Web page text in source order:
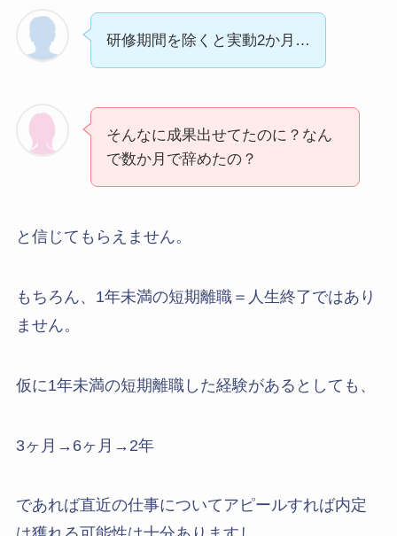
研修期間を除くと実動2か月…
そんなに成果出せてたのに？なん
で数か月で辞めたの？
と信じてもらえません。
もちろん、1年未満の短期離職＝人生終了ではあり
ません。
仮に1年未満の短期離職した経験があるとしても、
3ヶ月→6ヶ月→2年
であれば直近の仕事についてアピールすれば内定